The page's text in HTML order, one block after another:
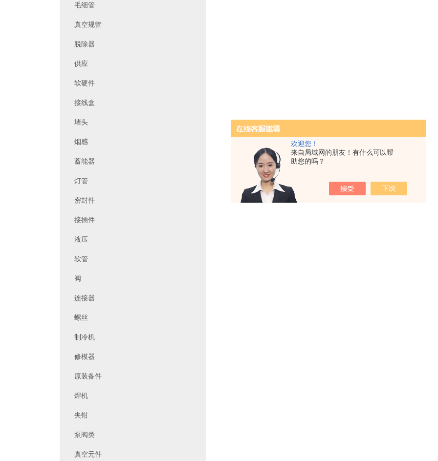
欢迎您！
来自局域网的朋友！有什么可以帮
助您的吗？
毛细管
真空规管
脱除器
供应
软硬件
接线盒
堵头
烟感
蓄能器
灯管
密封件
接插件
液压
软管
阀
连接器
螺丝
制冷机
修模器
原装备件
焊机
夹钳
泵阀类
真空元件